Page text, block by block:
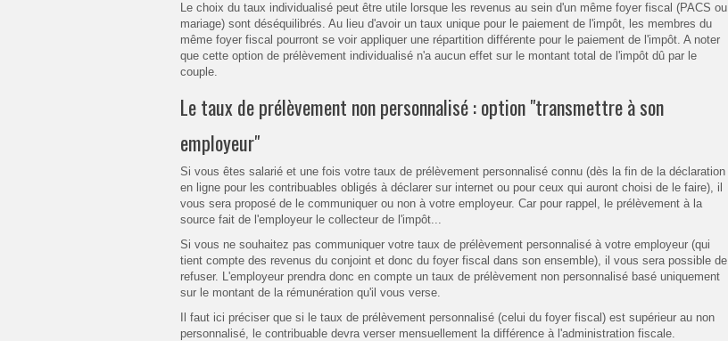
Le choix du taux individualisé peut être utile lorsque les revenus au sein d'un même foyer fiscal (PACS ou
mariage) sont déséquilibrés. Au lieu d'avoir un taux unique pour le paiement de l'impôt, les membres du
même foyer fiscal pourront se voir appliquer une répartition différente pour le paiement de l'impôt. A noter
que cette option de prélèvement individualisé n'a aucun effet sur le montant total de l'impôt dû par le
couple.
Le taux de prélèvement non personnalisé : option "transmettre à son
employeur"
Si vous êtes salarié et une fois votre taux de prélèvement personnalisé connu (dès la fin de la déclaration
en ligne pour les contribuables obligés à déclarer sur internet ou pour ceux qui auront choisi de le faire), il
vous sera proposé de le communiquer ou non à votre employeur. Car pour rappel, le prélèvement à la
source fait de l'employeur le collecteur de l'impôt...
Si vous ne souhaitez pas communiquer votre taux de prélèvement personnalisé à votre employeur (qui
tient compte des revenus du conjoint et donc du foyer fiscal dans son ensemble), il vous sera possible de
refuser. L'employeur prendra donc en compte un taux de prélèvement non personnalisé basé uniquement
sur le montant de la rémunération qu'il vous verse.
Il faut ici préciser que si le taux de prélèvement personnalisé (celui du foyer fiscal) est supérieur au non
personnalisé, le contribuable devra verser mensuellement la différence à l'administration fiscale.